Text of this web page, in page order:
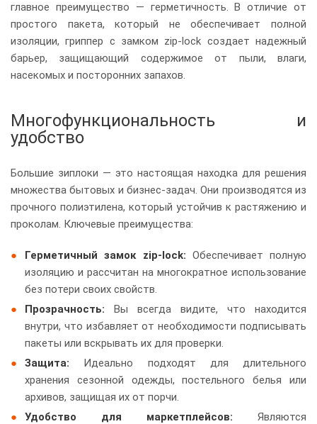
главное преимущество — герметичность. В отличие от
простого пакета, который не обеспечивает полной
изоляции, гриппер с замком zip-lock создает надежный
барьер, защищающий содержимое от пыли, влаги,
насекомых и посторонних запахов.
Многофункциональность и
удобство
Большие зиплоки — это настоящая находка для решения
множества бытовых и бизнес-задач. Они производятся из
прочного полиэтилена, который устойчив к растяжению и
проколам. Ключевые преимущества:
Герметичный замок zip-lock: Обеспечивает полную
изоляцию и рассчитан на многократное использование
без потери своих свойств.
Прозрачность: Вы всегда видите, что находится
внутри, что избавляет от необходимости подписывать
пакеты или вскрывать их для проверки.
Защита: Идеально подходят для длительного
хранения сезонной одежды, постельного белья или
архивов, защищая их от порчи.
Удобство для маркетплейсов: Являются